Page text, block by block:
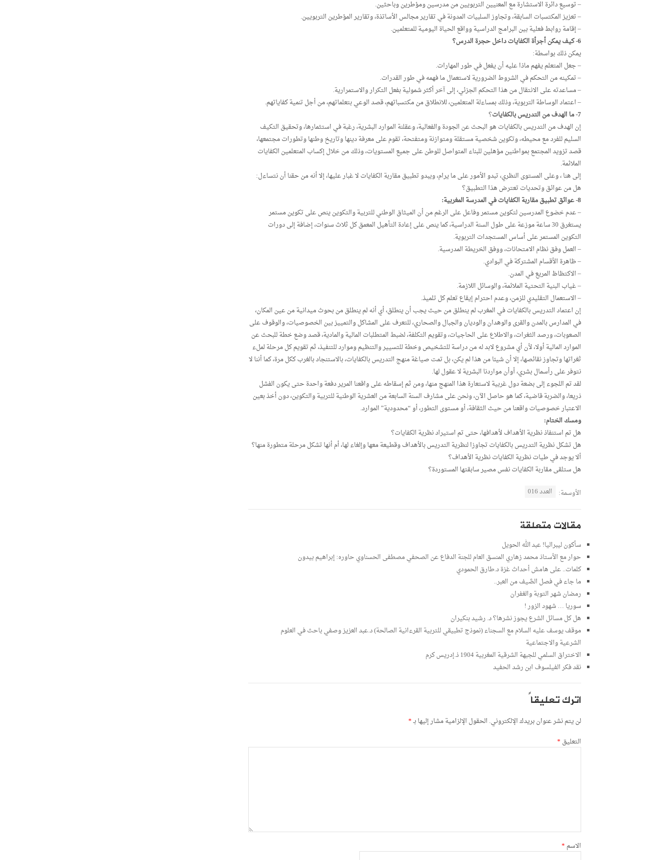
– توسيع دائرة الاستشارة مع المعنيين التربويين من مدرسين ومؤطرين وباحثين.
– تعزيز المكتسبات السابقة، وتجاوز السلبيات المدونة في تقارير مجالس الأساتذة، وتقارير المؤطرين التربويين.
– إقامة روابط فعلية بين البرامج الدراسية وواقع الحياة اليومية للمتعلمين.
6- كيف يمكن أجرأة الكفايات داخل حجرة الدرس؟
يمكن ذلك بواسطة:
– جعل المتعلم يفهم ماذا عليه أن يفعل في طور المهارات.
– تمكينه من التحكم في الشروط الضرورية لاستعمال ما فهمه في طور القدرات.
– مساعدته على الانتقال من هذا التحكم الجزئي، إلى آخر أكثر شمولية بفعل التكرار والاستمرارية.
– اعتماد الوساطة التربوية، وذلك بمساءلة المتعلمين، للانطلاق من مكتسباتهم، قصد الوعي بتعلماتهم، من أجل تنمية كفاياتهم.
7- ما الهدف من التدريس بالكفايات
؟
إن الهدف من التدريس بالكفايات هو البحث عن الجودة والفعالية، وعقلنة الموارد البشرية، رغبة في استثمارها، وتحقيق التكيف
السليم للفرد مع محيطه، وتكوين شخصية مستقلة ومتوازنة ومتفتحة، تقوم على معرفة دينها وتاريخ وطنها وتطورات مجتمعها،
قصد تزويد المجتمع بمواطنين مؤهلين للبناء المتواصل للوطن على جميع المستويات، وذلك من خلال إكساب المتعلمين الكفايات
الملائمة.
إلى هنا ، وعلى المستوى النظري، تبدو الأمور على ما يرام، ويبدو تطبيق مقاربة الكفايات لا غبار عليها، إلا أنه من حقنا أن نتساءل:
هل من عوائق وتحديات تعترض هذا التطبيق؟
8- عوائق تطبيق مقاربة الكفايات في المدرسة المغربية:
– عدم خضوع المدرسين لتكوين مستمر وفاعل على الرغم من أن الميثاق الوطني للتربية والتكوين ينص على تكوين مستمر
يستغرق 30 ساعة موزعة على طول السنة الدراسية، كما ينص على إعادة التأهيل المعمق كل ثلاث سنوات، إضافة إلى دورات
التكوين المستمر على أساس المستجدات التربوية.
– العمل وفق نظام الامتحانات، ووفق الخريطة المدرسية.
– ظاهرة الأقسام المشتركة في البوادي.
– الاكتظاظ المريع في المدن.
– غياب البنية التحتية الملائمة، والوسائل اللازمة.
– الاستعمال التقليدي للزمن، وعدم احترام إيقاع تعلم كل تلميذ.
إن اعتماد التدريس بالكفايات في المغرب لم ينطلق من حيث يجب أن ينطلق، أي أنه لم ينطلق من بحوث ميدانية من عين المكان،
في المدارس بالمدن والقرى والوهدان والوديان والجبال والصحاري، للتعرف على المشاكل والتمييز بين الخصوصيات، والوقوف على
الصعوبات، ورصد الثغرات، والاطلاع على الحاجيات، وتقويم التكلفة، لضبط المتطلبات المالية والمادية، قصد وضع خطة للبحث عن
الموارد المالية أولا، لأن أي مشروع لابد له من دراسة للتشخيص وخطة للتسيير والتنظيم وموارد للتنفيذ، ثم تقويم كل مرحلة لملء
ثغراتها وتجاوز نقائصها، إلا أن شيئا من هذا لم يكن، بل تمت صياغة منهج التدريس بالكفايات، بالاستنجاد بالغرب ككل مرة، كما أننا لا
نتوفر على رأسمال بشري، أوأن مواردنا البشرية لا عقول لها.
لقد تم اللجوء إلى بضعة دول غربية لاستعارة هذا المنهج منها، ومن ثم إسقاطه على واقعنا المرير دفعة واحدة حتى يكون الفشل
ذريعا، والضربة قاضية، كما هو حاصل الآن، ونحن على مشارف السنة السابعة من العشرية الوطنية للتربية والتكوين، دون أخذ بعين
الاعتبار خصوصيات واقعنا من حيث الثقافة، أو مستوى التطور، أو “محدودية” الموارد.
ومسك الختام:
هل تم استنفاذ نظرية الأهداف لأهدافها، حتى تم استيراد نظرية الكفايات؟
هل تشكل نظرية التدريس بالكفايات تجاوزا لنظرية التدريس بالأهداف وقطيعة معها وإلغاء لها، أم أنها تشكل مرحلة متطورة منها؟
ألا يوجد في طيات نظرية الكفايات نظرية الأهداف؟
هل ستلقى مقاربة الكفايات نفس مصير سابقتها المستوردة؟
الأوسمة: العدد 016
مقالات متعلقة
سأكون ليبراليا! عبد الله الحويل
حوار مع الأستاذ محمد زهاري المنسق العام للجنة الدفاع عن الصحفي مصطفى الحسناوي حاوره: إبراهيم بيدون
كلمات.. على هامش أحداث غزة د.طارق الحمودي
ما جاء في فصل الصَّيف من العبر..
رمضان شهر التوبة والغفران
سوريا … شهود الزور !
هل كل مسائل الشرع يجوز نشرها؟ د. رشيد بنكيران
موقف يوسف عليه السلام مع السجناء (نموذج تطبيقي للتربية القرءانية الصالحة) د.عبد العزيز وصفي باحث في العلوم
الشرعية والاجتماعية
الاختراق السلمي للجبهة الشرقية المغربية 1904 ذ.إدريس كرم
نقد فكر الفيلسوف ابن رشد الحفيد
اترك تعليقاً
لن يتم نشر عنوان بريدك الإلكتروني. الحقول الإلزامية مشار إليها بـ*
التعليق *
الاسم *